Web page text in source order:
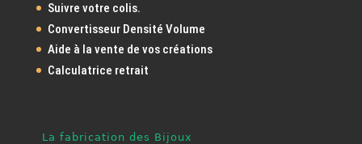
Suivre votre colis.
Convertisseur Densité Volume
Aide à la vente de vos créations
Calculatrice retrait